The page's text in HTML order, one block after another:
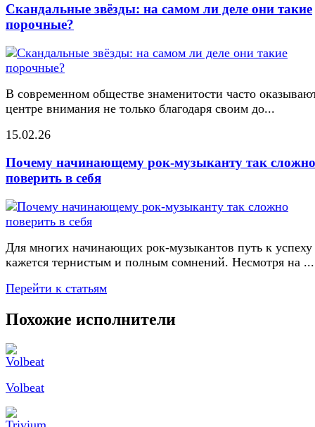
Скандальные звёзды: на самом ли деле они такие
порочные?
В современном обществе знаменитости часто
центре внимания не только благодаря своим до...
15.02.26
Почему начинающему рок-музыканту так сложно
поверить в себя
Для многих начинающих рок-музыкантов путь к успеху
кажется тернистым и полным сомнений. Несмотря на ...
Перейти к статьям
Похожие исполнители
Volbeat